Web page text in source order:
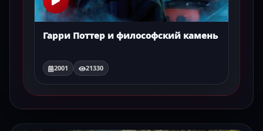
Гарри Поттер и философский камень
2001 21330